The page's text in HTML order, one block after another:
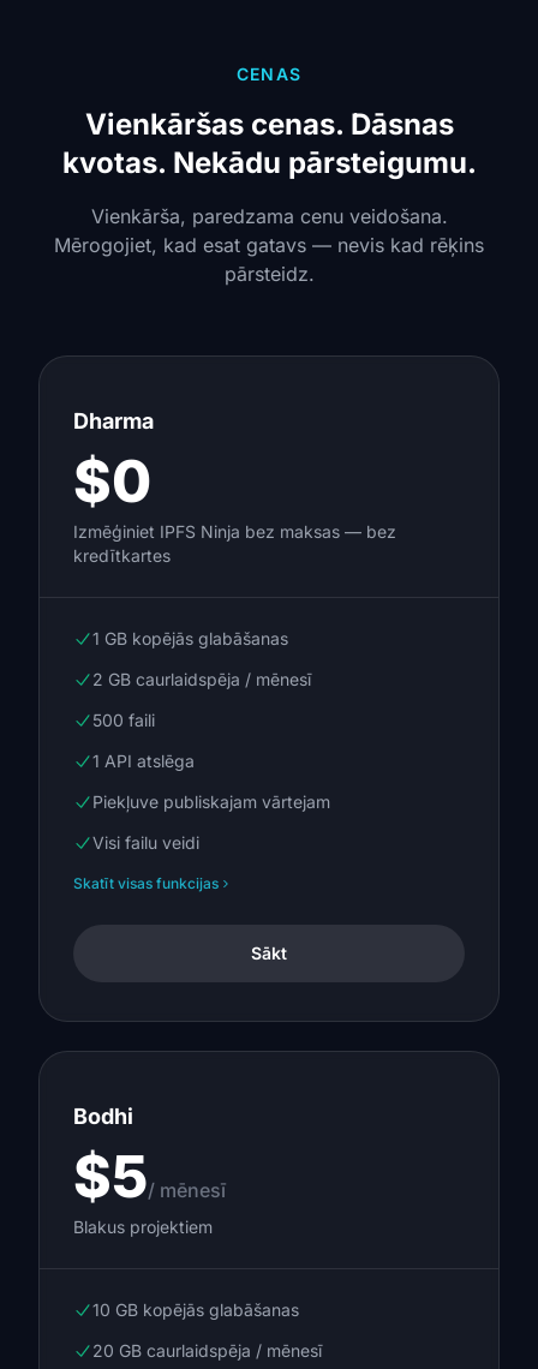
CENAS
Vienkāršas cenas. Dāsnas
kvotas. Nekādu pārsteigumu.
Vienkārša, paredzama cenu veidošana.
Mērogojiet, kad esat gatavs — nevis kad rēķins
pārsteidz.
Dharma
$0
Izmēģiniet IPFS Ninja bez maksas — bez
kredītkartes
1 GB kopējās glabāšanas
2 GB caurlaidspēja / mēnesī
500 faili
1 API atslēga
Piekļuve publiskajam vārtejam
Visi failu veidi
Skatīt visas funkcijas
Sākt
Bodhi
$5/ mēnesī
Blakus projektiem
10 GB kopējās glabāšanas
20 GB caurlaidspēja / mēnesī